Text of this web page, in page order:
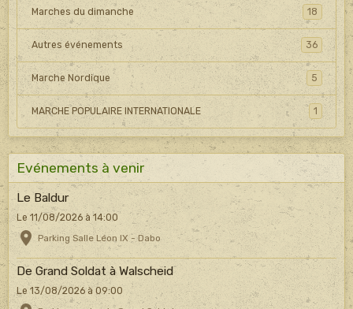
Marches du dimanche 18
Autres événements 36
Marche Nordique 5
MARCHE POPULAIRE INTERNATIONALE 1
Evénements à venir
Le Baldur
Le 11/08/2026 à 14:00
Parking Salle Léon IX - Dabo
De Grand Soldat à Walscheid
Le 13/08/2026 à 09:00